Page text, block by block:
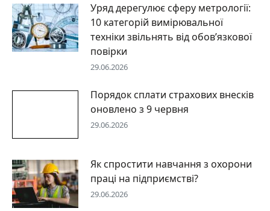
Уряд дерегулює сферу метрології:
10 категорій вимірювальної
техніки звільнять від обов’язкової
повірки
29.06.2026
Порядок сплати страхових внесків
оновлено з 9 червня
29.06.2026
Як спростити навчання з охорони
праці на підприємстві?
29.06.2026